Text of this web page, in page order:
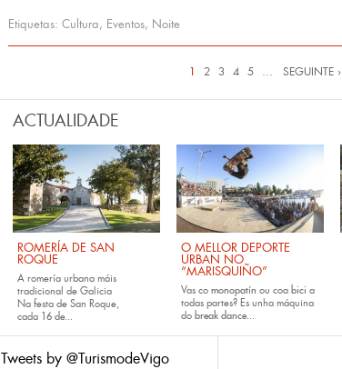
Etiquetas: Cultura, Eventos, Noite
1 2 3 4 5 … SEGUINTE ›
ACTUALIDADE
ROMERÍA DE SAN
ROQUE
A romería urbana máis
tradicional de Galicia
Na festa de San Roque,
cada 16 de...
O MELLOR DEPORTE
URBAN NO
“MARISQUIÑO”
Vas co monopatín ou coa bici a
todas partes? Es unha máquina
do break dance...
Tweets by @TurismodeVigo